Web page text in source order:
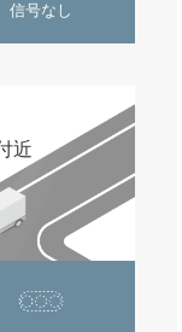
信号なし
近